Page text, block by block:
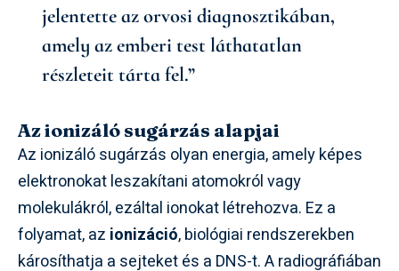
jelentette az orvosi diagnosztikában,
amely az emberi test láthatatlan
részleteit tárta fel.”
Az ionizáló sugárzás alapjai
Az ionizáló sugárzás olyan energia, amely képes
elektronokat leszakítani atomokról vagy
molekulákról, ezáltal ionokat létrehozva. Ez a
folyamat, az ionizáció, biológiai rendszerekben
károsíthatja a sejteket és a DNS-t. A radiográfiában